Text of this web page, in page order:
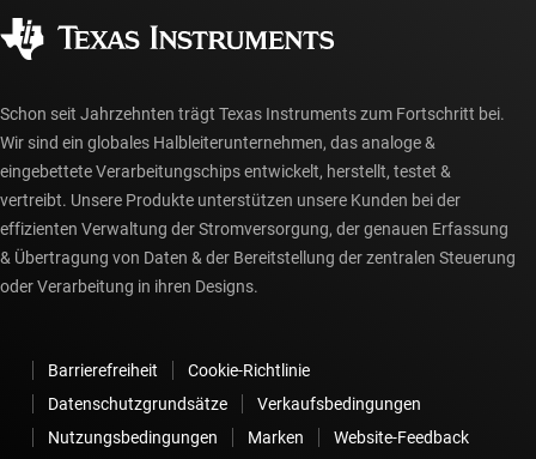
myTI-Konto FAQs
Schon seit Jahrzehnten trägt Texas Instruments zum Fortschritt bei.
Wir sind ein globales Halbleiterunternehmen, das analoge &
eingebettete Verarbeitungschips entwickelt, herstellt, testet &
vertreibt. Unsere Produkte unterstützen unsere Kunden bei der
effizienten Verwaltung der Stromversorgung, der genauen Erfassung
& Übertragung von Daten & der Bereitstellung der zentralen Steuerung
oder Verarbeitung in ihren Designs.
Barrierefreiheit
Cookie-Richtlinie
Datenschutzgrundsätze
Verkaufsbedingungen
Nutzungsbedingungen
Marken
Website-Feedback